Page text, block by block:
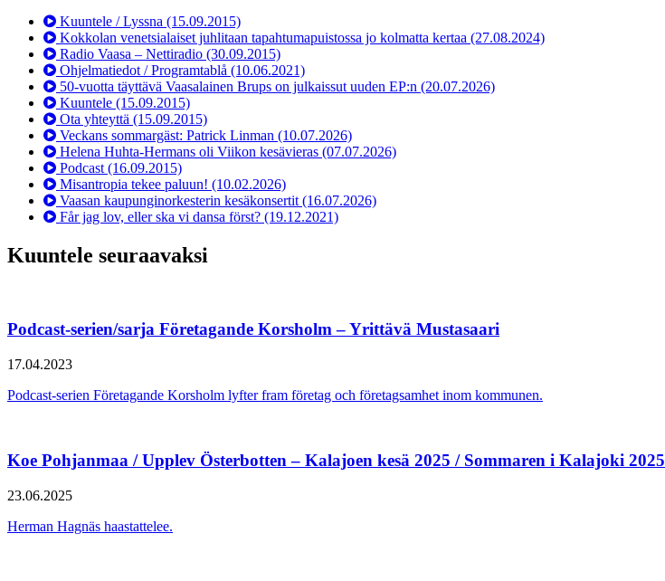
Kuuntele / Lyssna (15.09.2015)
Kokkolan venetsialaiset juhlitaan tapahtumapuistossa jo kolmatta kertaa (27.08.2024)
Radio Vaasa – Nettiradio (30.09.2015)
Ohjelmatiedot / Programtablå (10.06.2021)
50-vuotta täyttävä Vaasalainen Brups on julkaissut uuden EP:n (20.07.2026)
Kuuntele (15.09.2015)
Ota yhteyttä (15.09.2015)
Veckans sommargäst: Patrick Linman (10.07.2026)
Helena Huhta-Hermans oli Viikon kesävieras (07.07.2026)
Podcast (16.09.2015)
Misantropia tekee paluun! (10.02.2026)
Vaasan kaupunginorkesterin kesäkonsertit (16.07.2026)
Får jag lov, eller ska vi dansa först? (19.12.2021)
Kuuntele seuraavaksi
Podcast-serien/sarja Företagande Korsholm – Yrittävä Mustasaari
17.04.2023
Podcast-serien Företagande Korsholm lyfter fram företag och företagsamhet inom kommunen.
Koe Pohjanmaa / Upplev Österbotten – Kalajoen kesä 2025 / Sommaren i Kalajoki 2025
23.06.2025
Herman Hagnäs haastattelee.